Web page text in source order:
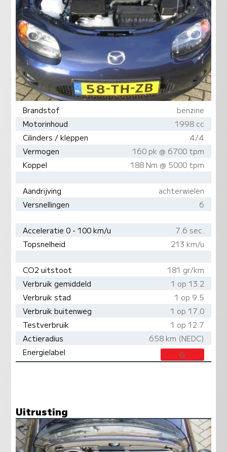
Brandstof
benzine
Motorinhoud
1998 cc
Cilinders / kleppen
4/4
Vermogen
160 pk @ 6700 tpm
Koppel
188 Nm @ 5000 tpm
Aandrijving
achterwielen
Versnellingen
6
Acceleratie 0 - 100 km/u
7.6 sec.
Topsnelheid
213 km/u
CO2 uitstoot
181 gr/km
Verbruik gemiddeld
1 op 13.2
Verbruik stad
1 op 9.5
Verbruik buitenweg
1 op 17.0
Testverbruik
1 op 12.7
Actieradius
658 km (NEDC)
Energielabel
G
Uitrusting